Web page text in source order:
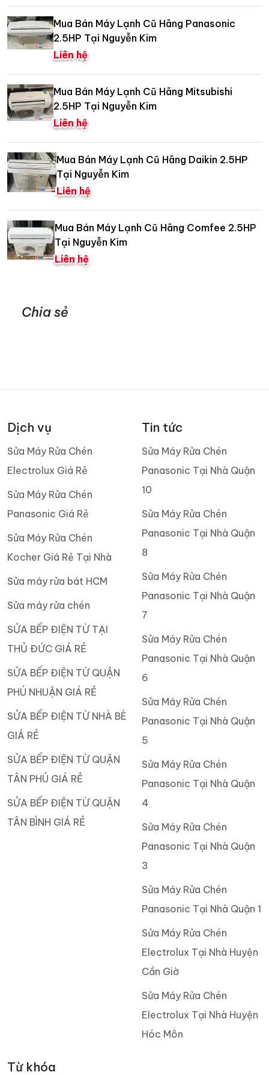
Mua Bán Máy Lạnh Cũ Hãng Panasonic
2.5HP Tại Nguyễn Kim
Liên hệ
Mua Bán Máy Lạnh Cũ Hãng Mitsubishi
2.5HP Tại Nguyễn Kim
Liên hệ
Mua Bán Máy Lạnh Cũ Hãng Daikin 2.5HP
Tại Nguyễn Kim
Liên hệ
Mua Bán Máy Lạnh Cũ Hãng Comfee 2.5HP
Tại Nguyễn Kim
Liên hệ
Chia sẻ
Dịch vụ
Sửa Máy Rửa Chén
Electrolux Giá Rẻ
Sửa Máy Rửa Chén
Panasonic Giá Rẻ
Sửa Máy Rửa Chén
Kocher Giá Rẻ Tại Nhà
Sửa máy rửa bát HCM
Sửa máy rửa chén
SỬA BẾP ĐIỆN TỪ TẠI
THỦ ĐỨC GIÁ RẺ
SỬA BẾP ĐIỆN TỪ QUẬN
PHÚ NHUẬN GIÁ RẺ
SỬA BẾP ĐIỆN TỪ NHÀ BÈ
GIÁ RẺ
SỬA BẾP ĐIỆN TỪ QUẬN
TÂN PHÚ GIÁ RẺ
SỬA BẾP ĐIỆN TỪ QUẬN
TÂN BÌNH GIÁ RẺ
Tin tức
Sửa Máy Rửa Chén
Panasonic Tại Nhà Quận
10
Sửa Máy Rửa Chén
Panasonic Tại Nhà Quận
8
Sửa Máy Rửa Chén
Panasonic Tại Nhà Quận
7
Sửa Máy Rửa Chén
Panasonic Tại Nhà Quận
6
Sửa Máy Rửa Chén
Panasonic Tại Nhà Quận
5
Sửa Máy Rửa Chén
Panasonic Tại Nhà Quận
4
Sửa Máy Rửa Chén
Panasonic Tại Nhà Quận
3
Sửa Máy Rửa Chén
Panasonic Tại Nhà Quận 1
Sửa Máy Rửa Chén
Electrolux Tại Nhà Huyện
Cần Giờ
Sửa Máy Rửa Chén
Electrolux Tại Nhà Huyện
Hóc Môn
Từ khóa